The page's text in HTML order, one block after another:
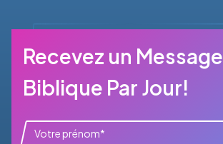
Recevez un Message
Biblique Par Jour!